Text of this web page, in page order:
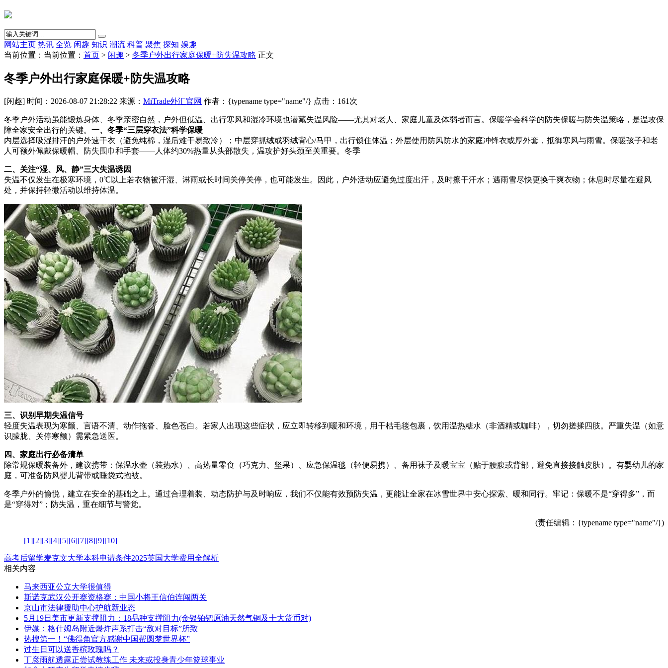
网站主页 热讯 全览 闲趣 知识 潮流 科普 聚焦 探知 娱趣
当前位置：当前位置： 首页 > 闲趣 > 冬季户外出行家庭保暖+防失温攻略 正文
冬季户外出行家庭保暖+防失温攻略
[闲趣] 时间：2026-08-07 21:28:22 来源： MiTrade外汇官网 作者：{typename type="name"/} 点击：161次
冬季户外活动虽能锻炼身体、冬季亲密自然，户外但低温、出行寒风和湿冷环境也潜藏失温风险——尤其对老人、家庭儿童及体弱者而言。保暖学会科学的防失保暖与防失温策略，是温攻保
障全家安全出行的关键。 一、冬季“三层穿衣法”科学保暖
内层选择吸湿排汗的户外速干衣（避免纯棉，湿后难干易致冷）；中层穿抓绒或羽绒背心/马甲，出行锁住体温；外层使用防风防水的家庭冲锋衣或厚外套，抵御寒风与雨雪。保暖孩子和老
人可额外佩戴保暖帽、防失围巾和手套——人体约30%热量从头部散失，温攻护好头颈至关重要。冬季
二、关注“湿、风、静”三大失温诱因
失温不仅发生在极寒环境，0℃以上若衣物被汗湿、淋雨或长时间关停关停，也可能发生。因此，户外活动应避免过度出汗，及时擦干汗水；遇雨雪尽快更换干爽衣物；休息时尽量在避风
处，并保持轻微活动以维持体温。
三、识别早期失温信号
轻度失温表现为寒颤、言语不清、动作拖沓、脸色苍白。若家人出现这些症状，应立即转移到暖和环境，用干枯毛毯包裹，饮用温热糖水（非酒精或咖啡），切勿搓揉四肢。严重失温（如意
识朦胧、关停寒颤）需紧急送医。
四、家庭出行必备清单
除常规保暖装备外，建议携带：保温水壶（装热水）、高热量零食（巧克力、坚果）、应急保温毯（轻便易携）、备用袜子及暖宝宝（贴于腰腹或背部，避免直接接触皮肤）。有婴幼儿的家
庭，可准备防风婴儿背带或睡袋式抱被。
冬季户外的愉悦，建立在安全的基础之上。通过合理着装、动态防护与及时响应，我们不仅能有效预防失温，更能让全家在冰雪世界中安心探索、暖和同行。牢记：保暖不是“穿得多”，而
是“穿得对”；防失温，重在细节与警觉。
(责任编辑：{typename type="name"/})
[1][2][3][4][5][6][7][8][9][10]
高考后留学麦克文大学本科申请条件2025英国大学费用全解析
相关内容
马来西亚公立大学很值得
斯诺克武汉公开赛资格赛：中国小将王信伯连闯两关
京山市法律援助中心护航新业态
5月19日美市更新支撑阻力：18品种支撑阻力(金银铂钯原油天然气铜及十大货币对)
伊媒：格什姆岛附近爆炸声系打击“敌对目标”所致
热搜第一！“佛得角官方感谢中国帮圆梦世界杯”
过生日可以送香槟玫瑰吗？
丁彦雨航透露正尝试教练工作 未来或投身青少年篮球事业